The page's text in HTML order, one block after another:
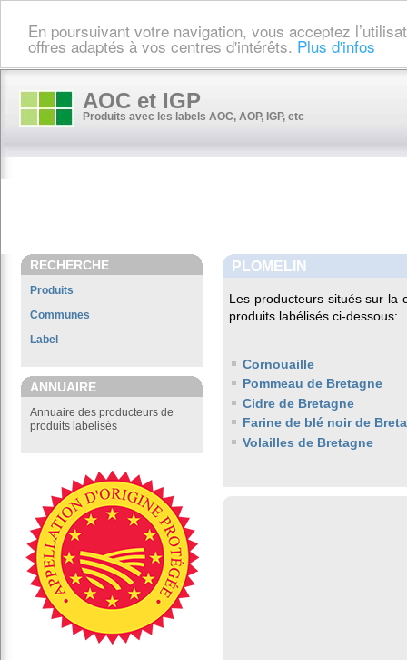
En poursuivant votre navigation, vous acceptez
offres adaptés à vos centres d'intérêts. Plus d'infos
AOC et IGP
Produits avec les labels AOC, AOP, IGP, etc
RECHERCHE
Produits
Communes
Label
ANNUAIRE
Annuaire des producteurs de
produits labelisés
PLOMELIN
Les producteurs situés sur la
produits labélisés ci-dessous:
Cornouaille
Pommeau de Bretagne
Cidre de Bretagne
Farine de blé noir de
Volailles de Bretagne